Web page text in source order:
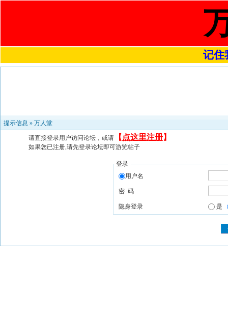
记住
提示信息 » 万人堂
请直接登录用户访问论坛，或请 【 点这里注册】
如果您已注册,请先登录论坛即可游览帖子
登录
用户名
密 码
隐身登录 是